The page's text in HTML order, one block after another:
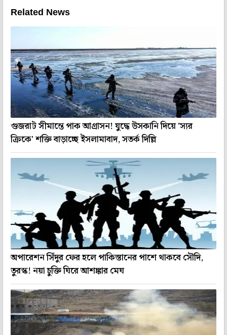
Related News
গুজরাট সীমান্তে পাক আগ্রাসন! যুদ্ধে উসকানি দিয়ে 'স্যর
ক্রিকে' শক্তি বাড়াচ্ছে ইসলামাবাদ, সতর্ক দিল্লি
অপারেশন সিঁদুর ফের হলে পাকিস্তানের পাশে থাকবে সৌদি,
তুরস্ক! নয়া চুক্তি ঘিরে আশঙ্কার মেঘ